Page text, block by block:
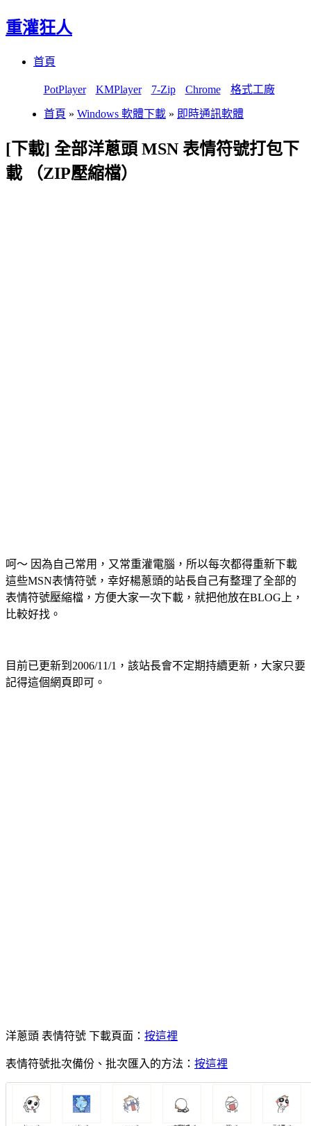
重灌狂人
首頁
PotPlayer KMPlayer 7-Zip Chrome 格式工廠
首頁 » Windows 軟體下載 » 即時通訊軟體
[下載] 全部洋蔥頭 MSN 表情符號打包下
載 （ZIP壓縮檔）
呵～ 因為自己常用，又常重灌電腦，所以每次都得重新下載
這些MSN表情符號，幸好楊蔥頭的站長自己有整理了全部的
表情符號壓縮檔，方便大家一次下載，就把他放在BLOG上，
比較好找。
目前已更新到2006/11/1，該站長會不定期持續更新，大家只要
記得這個網頁即可。
洋蔥頭 表情符號 下載頁面： 按這裡
表情符號批次備份、批次匯入的方法： 按這裡